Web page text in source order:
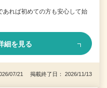
れば初めての方も安心して始
細を見る
07/21 掲載終了日： 2026/11/13